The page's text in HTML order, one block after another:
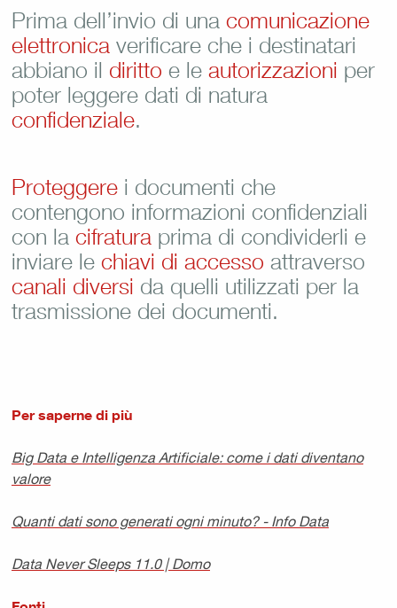
Prima dell’invio di una comunicazione
elettronica verificare che i destinatari
abbiano il diritto e le autorizzazioni per
poter leggere dati di natura
confidenziale.
Proteggere i documenti che
contengono informazioni confidenziali
con la cifratura prima di condividerli e
inviare le chiavi di accesso attraverso
canali diversi da quelli utilizzati per la
trasmissione dei documenti.
Per saperne di più
Big Data e Intelligenza Artificiale: come i dati diventano
valore
Quanti dati sono generati ogni minuto? - Info Data
Data Never Sleeps 11.0 | Domo